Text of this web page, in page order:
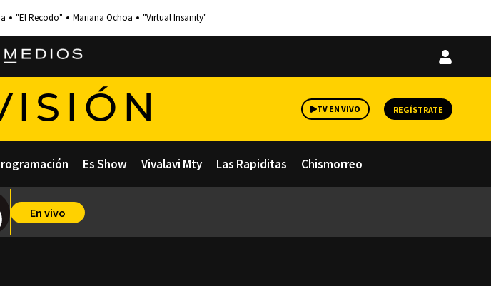
"El Recodo" Mariana Ochoa "Virtual Insanity"
Iniciar
TV EN VIVO REGÍSTRATE
Es Show Vivalavi Mty Las Rapiditas Chismorreo
En vivo